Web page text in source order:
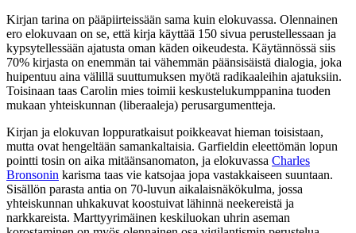
Kirjan tarina on pääpiirteissään sama kuin elokuvassa. Olennainen
ero elokuvaan on se, että kirja käyttää 150 sivua perustellessaan ja
kypsytellessään ajatusta oman käden oikeudesta. Käytännössä siis
70% kirjasta on enemmän tai vähemmän päänsisäistä dialogia, joka
huipentuu aina välillä suuttumuksen myötä radikaaleihin ajatuksiin.
Toisinaan taas Carolin mies toimii keskustelukumppanina tuoden
mukaan yhteiskunnan (liberaaleja) perusargumentteja.
Kirjan ja elokuvan loppuratkaisut poikkeavat hieman toisistaan,
mutta ovat hengeltään samankaltaisia. Garfieldin eleettömän lopun
pointti tosin on aika mitäänsanomaton, ja elokuvassa Charles
Bronsonin karisma taas vie katsojaa jopa vastakkaiseen suuntaan.
Sisällön parasta antia on 70‑luvun aikalaisnäkökulma, jossa
yhteiskunnan uhkakuvat koostuivat lähinnä neekereistä ja
narkkareista. Marttyyrimäinen keskiluokan uhrin aseman